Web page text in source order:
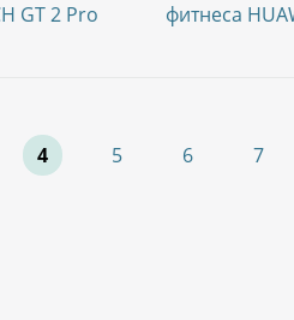
GT 2 Pro
фитнеса
4 5 6 7